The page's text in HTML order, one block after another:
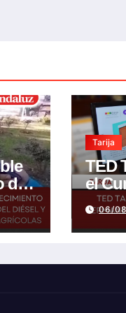
de
y
Tarija
TED
el
de06/